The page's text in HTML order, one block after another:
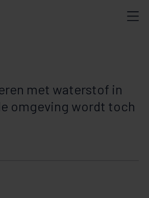
met waterstof in
omgeving wordt toch